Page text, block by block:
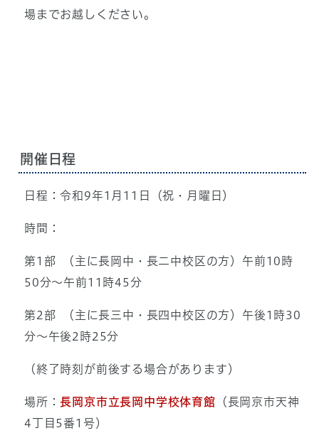
場までお越しください。
開催日程
日程：令和9年1月11日（祝・月曜日）
時間：
第1部 （主に長岡中・長二中校区の方）午前10時
50分～午前11時45分
第2部 （主に長三中・長四中校区の方）午後1時30
分〜午後2時25分
（終了時刻が前後する場合があります）
場所：長岡京市立長岡中学校体育館 （長岡京市天神
4丁目5番1号）